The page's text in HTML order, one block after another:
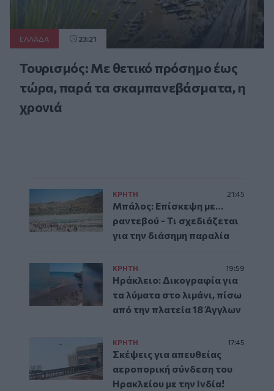
ΕΛΛAΔΑ 23:21
Τουρισμός: Με θετικό πρόσημο έως
τώρα, παρά τα σκαμπανεβάσματα, η
χρονιά
ΚΡΗΤΗ 21:45
Μπάλος: Επίσκεψη με…
ραντεβού - Τι σχεδιάζεται
για την διάσημη παραλία
ΚΡΗΤΗ 19:59
Ηράκλειο: Δικογραφία για
τα λύματα στο λιμάνι, πίσω
από την πλατεία 18 Άγγλων
ΚΡΗΤΗ 17:45
Σκέψεις για απευθείας
αεροπορική σύνδεση του
Ηρακλείου με την Ινδία!